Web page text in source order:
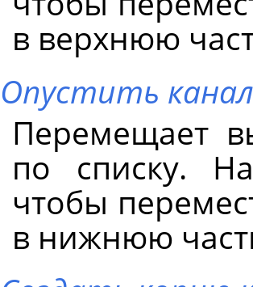
в верхнюю
Опустить
Перемещает
по списку.
чтобы
в нижнюю